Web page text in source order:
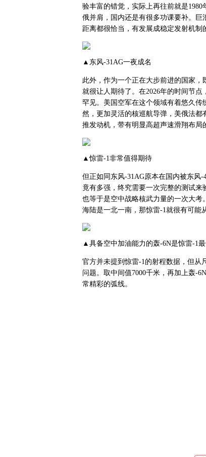
验丰富的错觉，实际上再往前就是
俄并肩，国内还是有很多功课要补。巨
距离都很恰当，有发展成稳定发射机制
▲东风-31AG一夜成名
此外，作为一个正在大步前进的国家
就很让人期待了。在2026年的时间节
罕见。美国空军在这个领域有着悠久传
然，更加灵活的核巡航导弹，美俄法
推发动机，带有明显高超声速滑翔布局
▲惊雷-1非常值得期待
但正如同东风-31AG原本在国内被东风
竟有多强，终究需要一次完整的测试来
也等于是空中战略核武力量的一次大
海陆是一北一南，那惊雷-1就很有可能
▲具备空中加油能力的轰-6N是惊雷-1
官方并未提到惊雷-1的射程数据，但从
问题。取中间值7000千米，再加上轰-
常精彩的弧线。